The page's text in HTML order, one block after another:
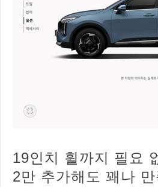
19인치 휠까지 필요
2만 추가해도 꽤나